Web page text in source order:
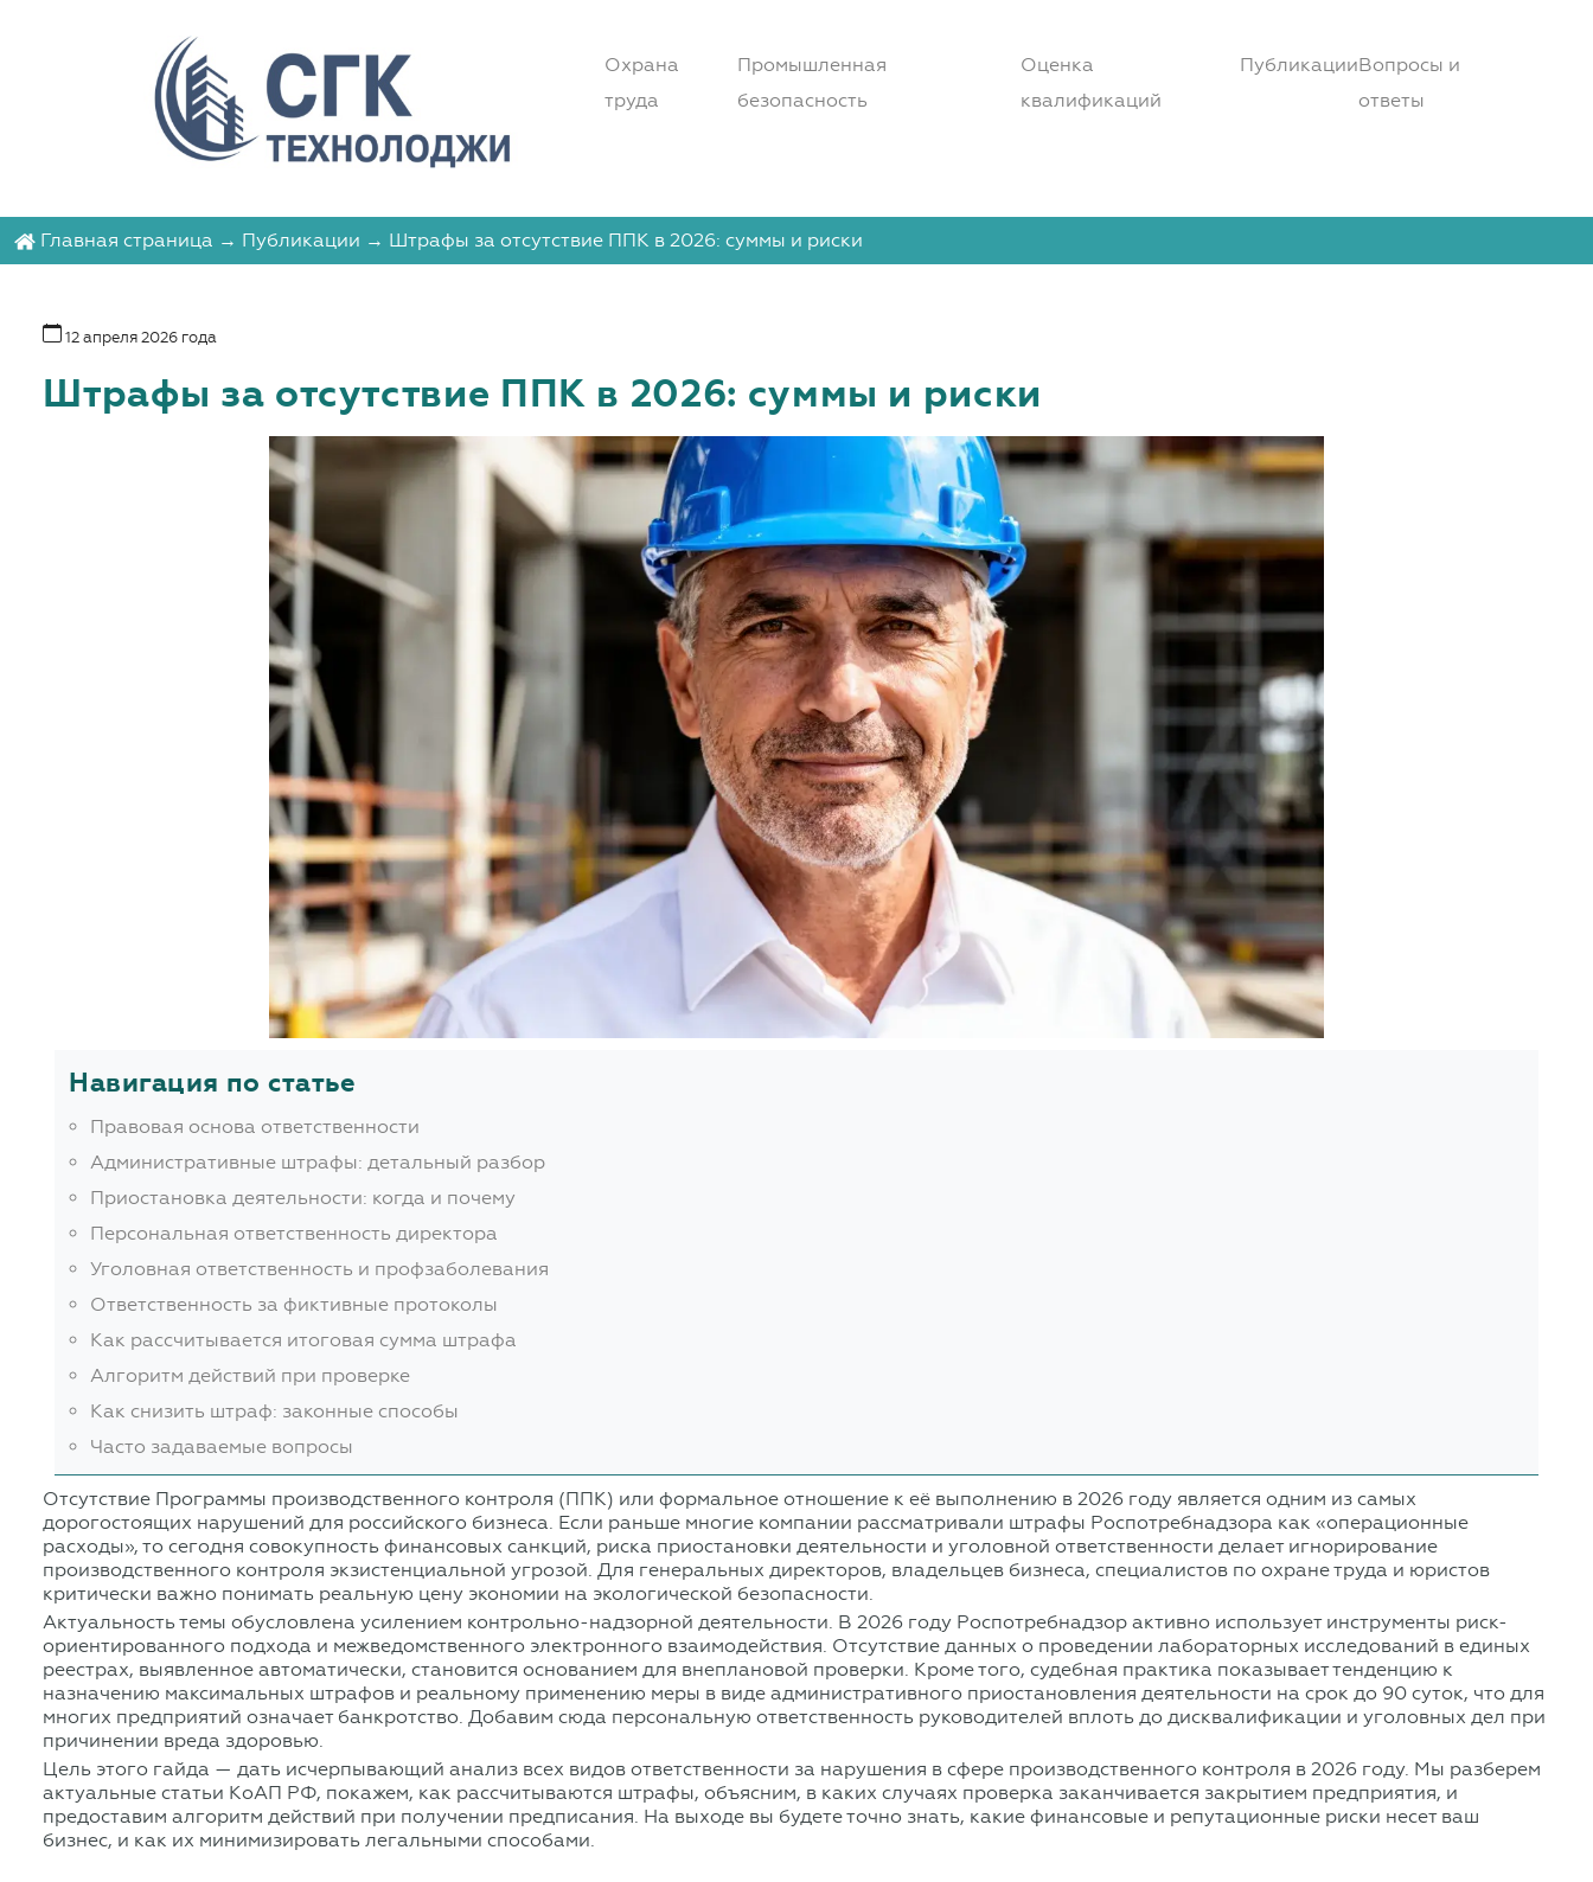
Охрана
труда
Промышленная
безопасность
Оценка
квалификаций
ПубликацииВопросы и
ответы
Главная страница → Публикации → Штрафы за отсутствие ППК в 2026: суммы и риски
12 апреля 2026 года
Штрафы за отсутствие ППК в 2026: суммы и риски
Навигация по статье
Правовая основа ответственности
Административные штрафы: детальный разбор
Приостановка деятельности: когда и почему
Персональная ответственность директора
Уголовная ответственность и профзаболевания
Ответственность за фиктивные протоколы
Как рассчитывается итоговая сумма штрафа
Алгоритм действий при проверке
Как снизить штраф: законные способы
Часто задаваемые вопросы
Отсутствие Программы производственного контроля (ППК) или формальное отношение к её выполнению в 2026 году является одним из самых
дорогостоящих нарушений для российского бизнеса. Если раньше многие компании рассматривали штрафы Роспотребнадзора как «операционные
расходы», то сегодня совокупность финансовых санкций, риска приостановки деятельности и уголовной ответственности делает игнорирование
производственного контроля экзистенциальной угрозой. Для генеральных директоров, владельцев бизнеса, специалистов по охране труда и юристов
критически важно понимать реальную цену экономии на экологической безопасности.
Актуальность темы обусловлена усилением контрольно-надзорной деятельности. В 2026 году Роспотребнадзор активно использует инструменты риск-
ориентированного подхода и межведомственного электронного взаимодействия. Отсутствие данных о проведении лабораторных исследований в единых
реестрах, выявленное автоматически, становится основанием для внеплановой проверки. Кроме того, судебная практика показывает тенденцию к
назначению максимальных штрафов и реальному применению меры в виде административного приостановления деятельности на срок до 90 суток, что для
многих предприятий означает банкротство. Добавим сюда персональную ответственность руководителей вплоть до дисквалификации и уголовных дел при
причинении вреда здоровью.
Цель этого гайда — дать исчерпывающий анализ всех видов ответственности за нарушения в сфере производственного контроля в 2026 году. Мы разберем
актуальные статьи КоАП РФ, покажем, как рассчитываются штрафы, объясним, в каких случаях проверка заканчивается закрытием предприятия, и
предоставим алгоритм действий при получении предписания. На выходе вы будете точно знать, какие финансовые и репутационные риски несет ваш
бизнес, и как их минимизировать легальными способами.